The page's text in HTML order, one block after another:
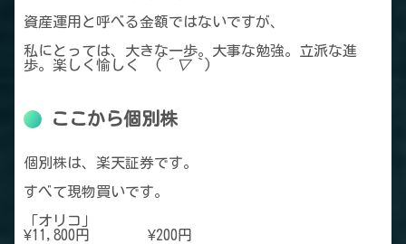
資産運用と呼べる金額ではないですが、
私にとっては、大きな一歩。大事な勉強。立派な進
歩。楽しく愉しく (
´▽｀ )
ここから個別株
個別株は、楽天証券です。
すべて現物買いです。
「オリコ」
¥11,800円 ¥200円